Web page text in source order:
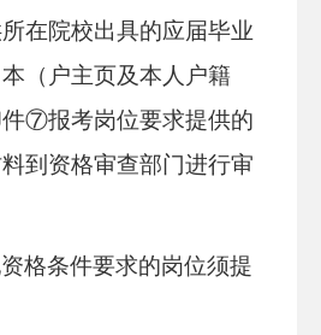
在院校出具的应届毕业
（户主页及本人户籍
⑦报考岗位要求提供的
到资格审查部门进行审
格条件要求的岗位须提